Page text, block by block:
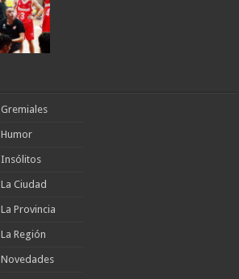
Gremiales
Humor
Insólitos
La Ciudad
La Provincia
La Región
Novedades